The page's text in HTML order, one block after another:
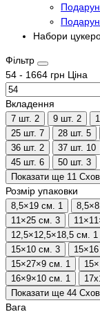
Набори
Фільтр
54 - 1664 грн Ціна
Вкладення
7 шт. 2 9 шт. 2
25 шт. 7 28 шт. 5
36 шт. 2 37 шт. 10
45 шт. 6 50 шт. 3
Показати ще 11
Розмір упаковки
8,5×19 см. 1
11×25 см. 3
12,5×12,5×18,5 см. 1
15×10 см. 3
15×27×9 см. 1
16×9×10 см. 1
Показати ще 44
Вага